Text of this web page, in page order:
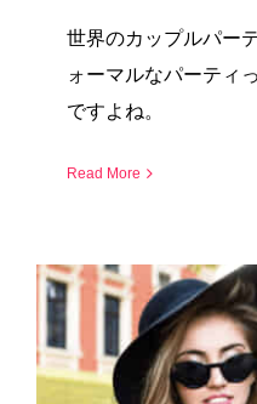
世界のカップルパー
ォーマルなパーティ
ですよね。
Read More